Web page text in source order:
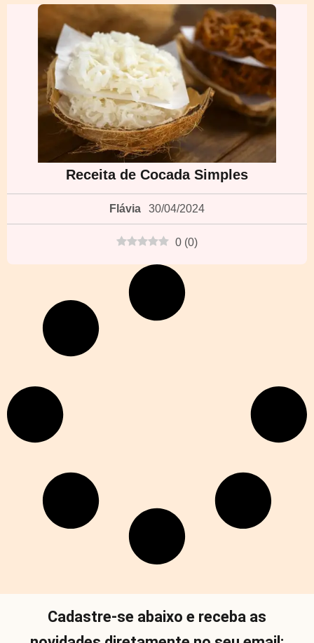
Receita de Cocada Simples
Flávia 30/04/2024
0 (0)
Cadastre-se abaixo e receba as